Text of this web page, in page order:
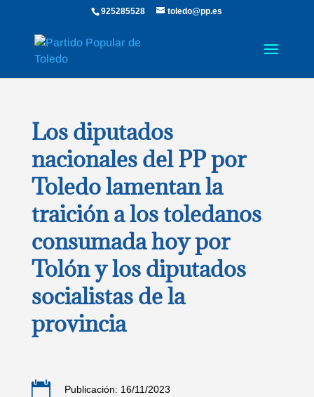
925285528 toledo@pp.es
Los diputados
nacionales del PP por
Toledo lamentan la
traición a los toledanos
consumada hoy por
Tolón y los diputados
socialistas de la
provincia
 Publicación: 16/11/2023